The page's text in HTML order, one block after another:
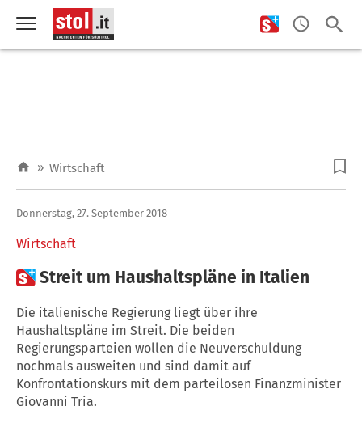
» Wirtschaft
Wirtschaft
Donnerstag, 27. September 2018
Streit um Haushaltspläne in Italien
Die italienische Regierung liegt über ihre
Haushaltspläne im Streit. Die beiden
Regierungsparteien wollen die Neuverschuldung
nochmals ausweiten und sind damit auf
Konfrontationskurs mit dem parteilosen Finanzminister
Giovanni Tria.